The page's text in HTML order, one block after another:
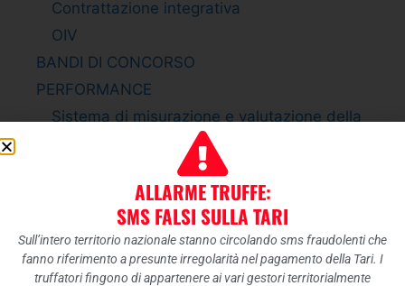
Contrattazione integrativa
OIV
BANDI DI CONCORSO
PERFORMANCE
Sistema di misurazione e valutazione della
Piano della Performance
Relazione sulla Performance
Ammontare complessivo dei premi
Dati relativi ai premi
ENTI CONTROLLATI
ALLARME TRUFFE:
SMS FALSI SULLA TARI
Sull’intero territorio nazionale stanno circolando sms fraudolenti che
fanno riferimento a presunte irregolarità nel pagamento della Tari. I
truffatori fingono di appartenere ai vari gestori territorialmente